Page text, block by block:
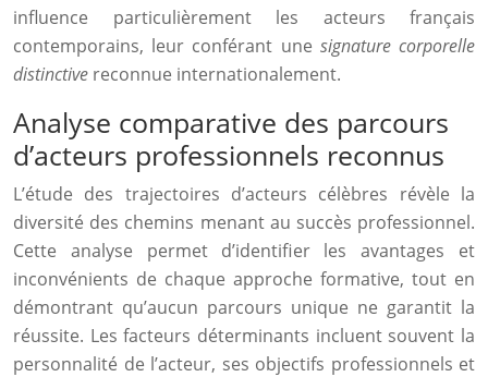
influence particulièrement les acteurs français
contemporains, leur conférant une signature corporelle
distinctive reconnue internationalement.
Analyse comparative des parcours
d’acteurs professionnels reconnus
L’étude des trajectoires d’acteurs célèbres révèle la
diversité des chemins menant au succès professionnel.
Cette analyse permet d’identifier les avantages et
inconvénients de chaque approche formative, tout en
démontrant qu’aucun parcours unique ne garantit la
réussite. Les facteurs déterminants incluent souvent la
personnalité de l’acteur, ses objectifs professionnels et